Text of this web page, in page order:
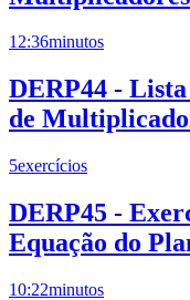
12:36minutos
DERP44 -
de
5exercícios
DERP45 -
Equação do
10:22minutos